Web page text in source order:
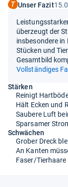
Unser Fazit
überzeugt der
insbesondere in
Stücken und
Gesamtbild
Vollständiges
Stärken
Reinigt
Hält Ecken und
Saubere Luft
Sparsamer
Schwächen
Grober Dreck
An Kanten
Faser/Tierhaare